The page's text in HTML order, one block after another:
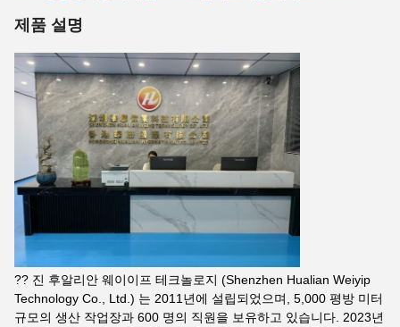
제품 설명
?? 진 후알리안 웨이이프 테크놀로지 (Shenzhen Hualian Weiyip
Technology Co., Ltd.) 는 2011년에 설립되었으며, 5,000 평방 미터
규모의 생산 작업장과 600 명의 직원을 보유하고 있습니다. 2023년